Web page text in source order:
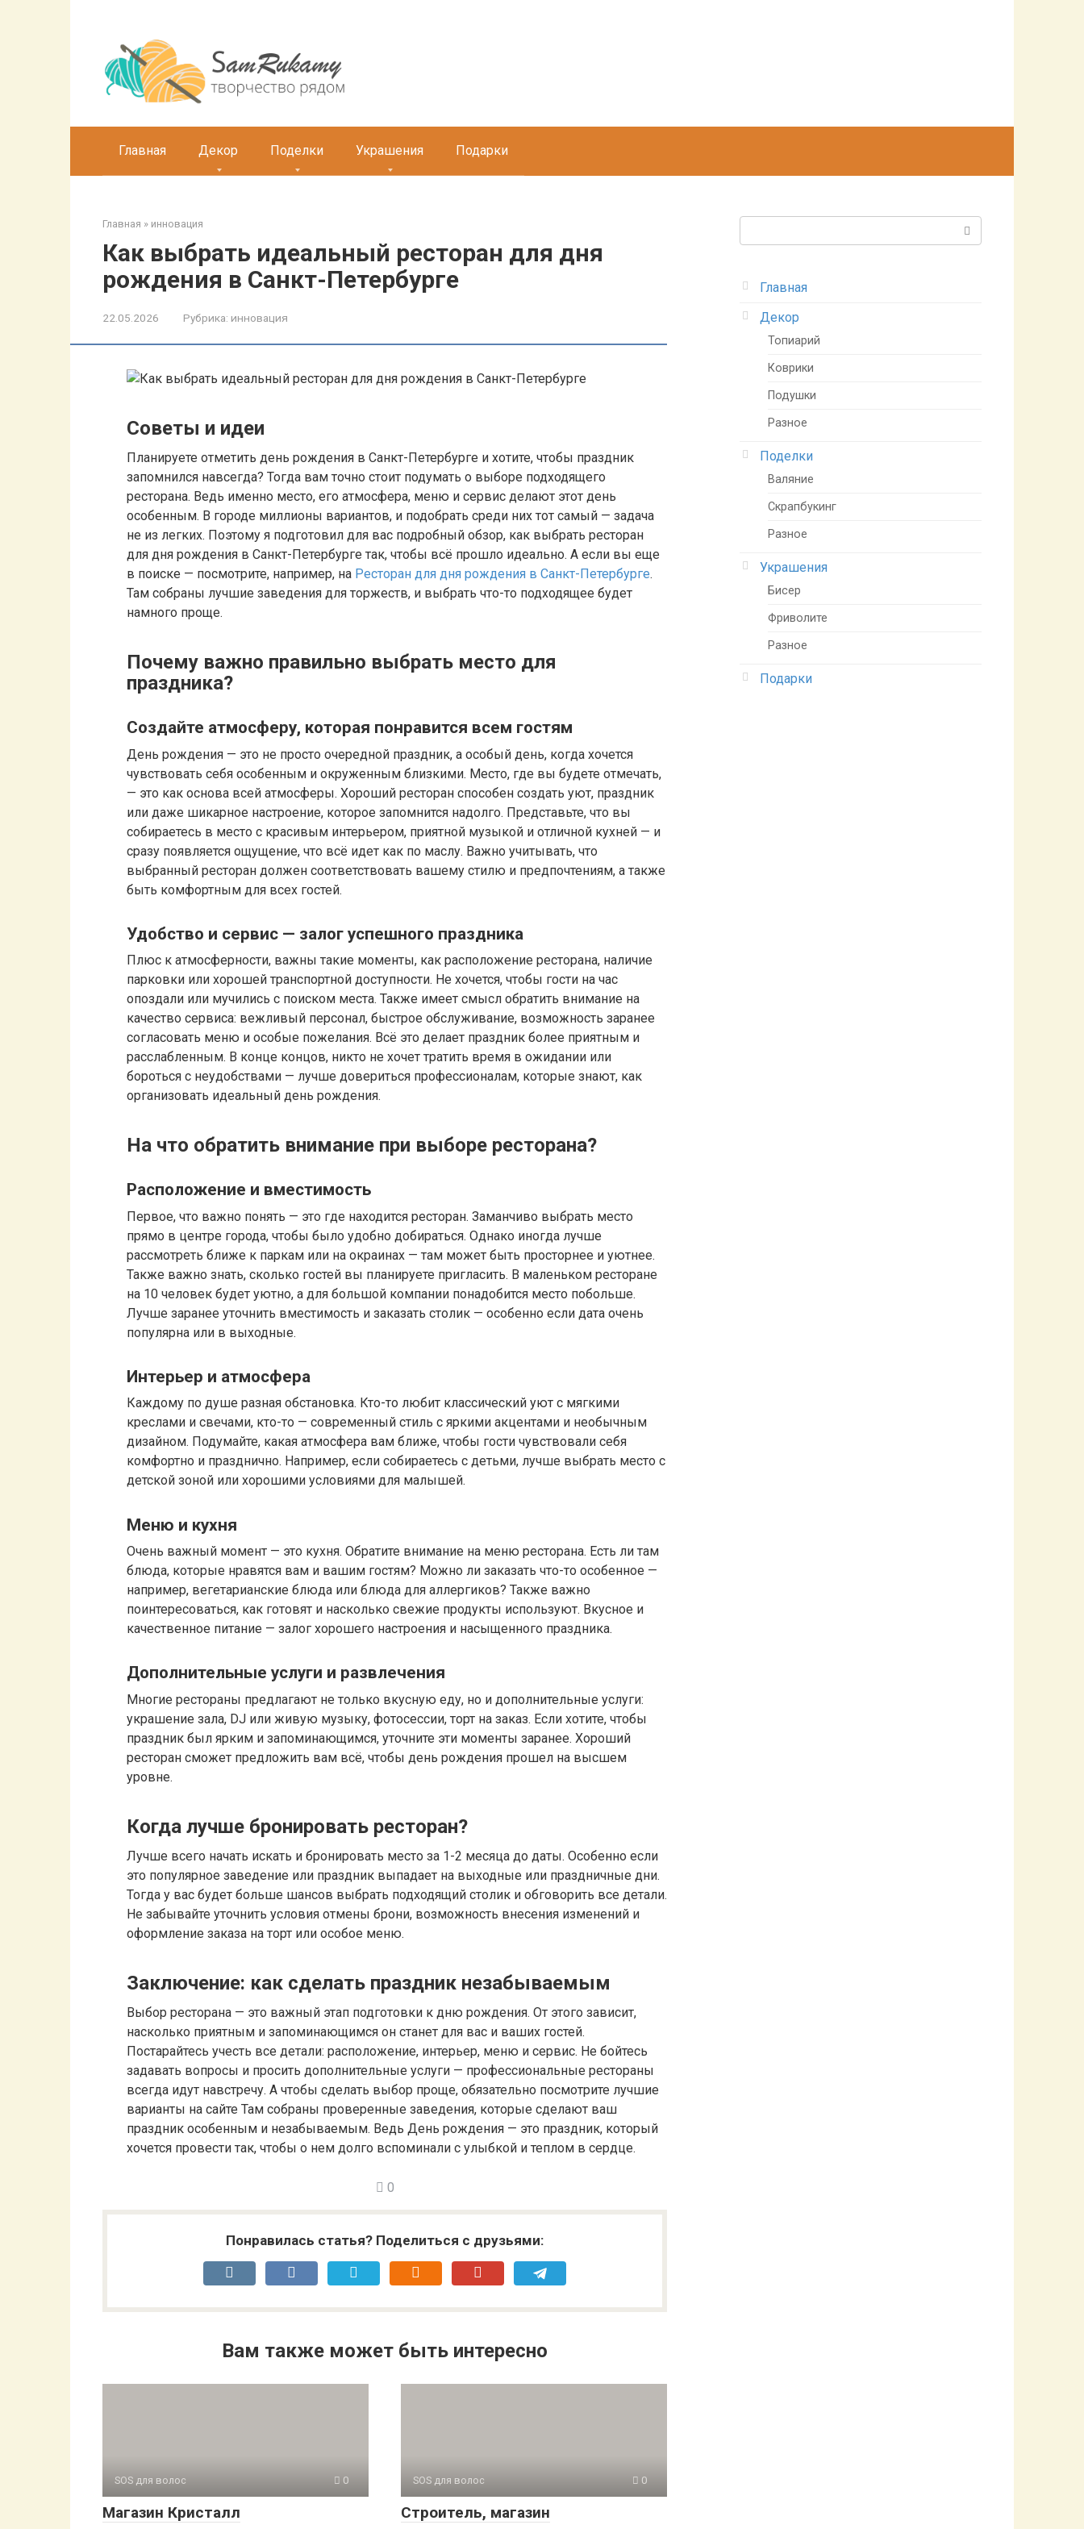
Главная Декор Поделки Украшения Подарки
Главная » инновация
Как выбрать идеальный ресторан для дня
рождения в Санкт-Петербурге
22.05.2026 Рубрика: инновация
Советы и идеи
Планируете отметить день рождения в Санкт-Петербурге и хотите, чтобы праздник
запомнился навсегда? Тогда вам точно стоит подумать о выборе подходящего
ресторана. Ведь именно место, его атмосфера, меню и сервис делают этот день
особенным. В городе миллионы вариантов, и подобрать среди них тот самый — задача
не из легких. Поэтому я подготовил для вас подробный обзор, как выбрать ресторан
для дня рождения в Санкт-Петербурге так, чтобы всё прошло идеально. А если вы еще
в поиске — посмотрите, например, на Ресторан для дня рождения в Санкт-Петербурге.
Там собраны лучшие заведения для торжеств, и выбрать что-то подходящее будет
намного проще.
Почему важно правильно выбрать место для
праздника?
Создайте атмосферу, которая понравится всем гостям
День рождения — это не просто очередной праздник, а особый день, когда хочется
чувствовать себя особенным и окруженным близкими. Место, где вы будете отмечать,
— это как основа всей атмосферы. Хороший ресторан способен создать уют, праздник
или даже шикарное настроение, которое запомнится надолго. Представьте, что вы
собираетесь в место с красивым интерьером, приятной музыкой и отличной кухней — и
сразу появляется ощущение, что всё идет как по маслу. Важно учитывать, что
выбранный ресторан должен соответствовать вашему стилю и предпочтениям, а также
быть комфортным для всех гостей.
Удобство и сервис — залог успешного праздника
Плюс к атмосферности, важны такие моменты, как расположение ресторана, наличие
парковки или хорошей транспортной доступности. Не хочется, чтобы гости на час
опоздали или мучились с поиском места. Также имеет смысл обратить внимание на
качество сервиса: вежливый персонал, быстрое обслуживание, возможность заранее
согласовать меню и особые пожелания. Всё это делает праздник более приятным и
расслабленным. В конце концов, никто не хочет тратить время в ожидании или
бороться с неудобствами — лучше довериться профессионалам, которые знают, как
организовать идеальный день рождения.
На что обратить внимание при выборе ресторана?
Расположение и вместимость
Первое, что важно понять — это где находится ресторан. Заманчиво выбрать место
прямо в центре города, чтобы было удобно добираться. Однако иногда лучше
рассмотреть ближе к паркам или на окраинах — там может быть просторнее и уютнее.
Также важно знать, сколько гостей вы планируете пригласить. В маленьком ресторане
на 10 человек будет уютно, а для большой компании понадобится место побольше.
Лучше заранее уточнить вместимость и заказать столик — особенно если дата очень
популярна или в выходные.
Интерьер и атмосфера
Каждому по душе разная обстановка. Кто-то любит классический уют с мягкими
креслами и свечами, кто-то — современный стиль с яркими акцентами и необычным
дизайном. Подумайте, какая атмосфера вам ближе, чтобы гости чувствовали себя
комфортно и празднично. Например, если собираетесь с детьми, лучше выбрать место с
детской зоной или хорошими условиями для малышей.
Меню и кухня
Очень важный момент — это кухня. Обратите внимание на меню ресторана. Есть ли там
блюда, которые нравятся вам и вашим гостям? Можно ли заказать что-то особенное —
например, вегетарианские блюда или блюда для аллергиков? Также важно
поинтересоваться, как готовят и насколько свежие продукты используют. Вкусное и
качественное питание — залог хорошего настроения и насыщенного праздника.
Дополнительные услуги и развлечения
Многие рестораны предлагают не только вкусную еду, но и дополнительные услуги:
украшение зала, DJ или живую музыку, фотосессии, торт на заказ. Если хотите, чтобы
праздник был ярким и запоминающимся, уточните эти моменты заранее. Хороший
ресторан сможет предложить вам всё, чтобы день рождения прошел на высшем
уровне.
Когда лучше бронировать ресторан?
Лучше всего начать искать и бронировать место за 1-2 месяца до даты. Особенно если
это популярное заведение или праздник выпадает на выходные или праздничные дни.
Тогда у вас будет больше шансов выбрать подходящий столик и обговорить все детали.
Не забывайте уточнить условия отмены брони, возможность внесения изменений и
оформление заказа на торт или особое меню.
Заключение: как сделать праздник незабываемым
Выбор ресторана — это важный этап подготовки к дню рождения. От этого зависит,
насколько приятным и запоминающимся он станет для вас и ваших гостей.
Постарайтесь учесть все детали: расположение, интерьер, меню и сервис. Не бойтесь
задавать вопросы и просить дополнительные услуги — профессиональные рестораны
всегда идут навстречу. А чтобы сделать выбор проще, обязательно посмотрите лучшие
варианты на сайте Там собраны проверенные заведения, которые сделают ваш
праздник особенным и незабываемым. Ведь День рождения — это праздник, который
хочется провести так, чтобы о нем долго вспоминали с улыбкой и теплом в сердце.
0
Понравилась статья? Поделиться с друзьями:
Вам также может быть интересно
SOS для волос 0
Магазин Кристалл
SOS для волос 0
Строитель, магазин
Главная
Декор
Топиарий
Коврики
Подушки
Разное
Поделки
Валяние
Скрапбукинг
Разное
Украшения
Бисер
Фриволите
Разное
Подарки